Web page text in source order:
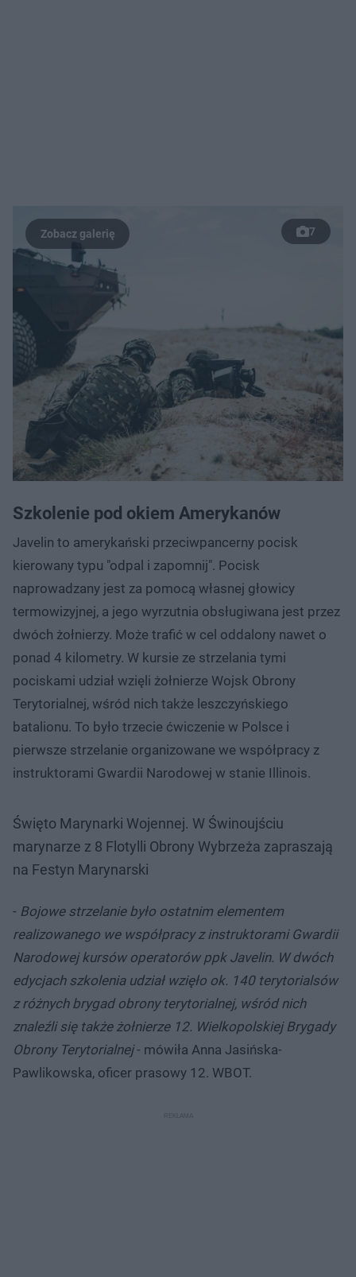
7
Szkolenie pod okiem Amerykanów
Javelin to amerykański przeciwpancerny pocisk
kierowany typu "odpal i zapomnij". Pocisk
naprowadzany jest za pomocą własnej głowicy
termowizyjnej, a jego wyrzutnia obsługiwana jest przez
dwóch żołnierzy. Może trafić w cel oddalony nawet o
ponad 4 kilometry. W kursie ze strzelania tymi
pociskami udział wzięli żołnierze Wojsk Obrony
Terytorialnej, wśród nich także leszczyńskiego
batalionu. To było trzecie ćwiczenie w Polsce i
pierwsze strzelanie organizowane we współpracy z
instruktorami Gwardii Narodowej w stanie Illinois.
Święto Marynarki Wojennej. W Świnoujściu
marynarze z 8 Flotylli Obrony Wybrzeża zapraszają
na Festyn Marynarski
- Bojowe strzelanie było ostatnim elementem
realizowanego we współpracy z instruktorami Gwardii
Narodowej kursów operatorów ppk Javelin. W dwóch
edycjach szkolenia udział wzięło ok. 140 terytorialsów
z różnych brygad obrony terytorialnej, wśród nich
znaleźli się także żołnierze 12. Wielkopolskiej Brygady
Obrony Terytorialnej- mówiła Anna Jasińska-
Pawlikowska, oficer prasowy 12. WBOT.